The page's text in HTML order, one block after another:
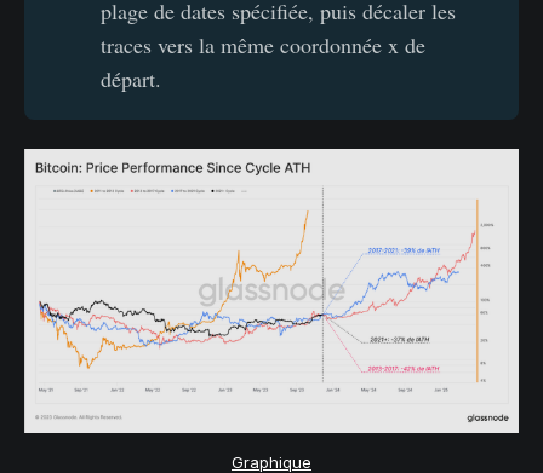
plage de dates spécifiée, puis décaler les
traces vers la même coordonnée x de
départ.
Graphique